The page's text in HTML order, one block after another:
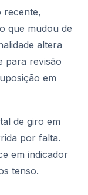
recente,
que mudou de
altera
para revisão
em
de giro em
por falta.
em indicador
tenso.